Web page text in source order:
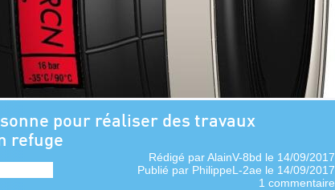
pour réaliser des travaux
refuge
Rédigé parAlainV-8bd le 14/09/2017
Publié par PhilippeL-2ae le 14/09/2017
1 commentaire